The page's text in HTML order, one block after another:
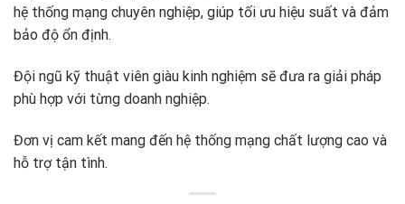
hệ thống mạng chuyên nghiệp, giúp tối ưu hiệu suất và đảm
bảo độ ổn định.
Đội ngũ kỹ thuật viên giàu kinh nghiệm sẽ đưa ra giải pháp
phù hợp với từng doanh nghiệp.
Đơn vị cam kết mang đến hệ thống mạng chất lượng cao và
hỗ trợ tận tình.